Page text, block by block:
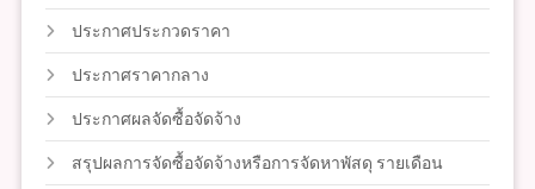
ประกาศประกวดราคา
ประกาศราคากลาง
ประกาศผลจัดซื้อจัดจ้าง
สรุปผลการจัดซื้อจัดจ้างหรือการจัดหาพัสดุ รายเดือน